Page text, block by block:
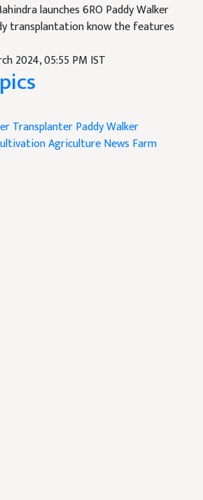
launches 6RO Paddy Walker
transplantation know the features
2024, 05:55 PM IST
TransplanterPaddy Walker
Agriculture News Farm